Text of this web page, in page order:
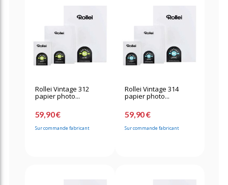
Rollei Vintage 312
papier photo...
59,90 €
Sur commande fabricant
Rollei Vintage 314
papier photo...
59,90 €
Sur commande fabricant